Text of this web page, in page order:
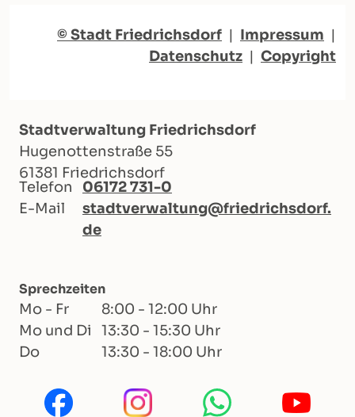
© Stadt Friedrichsdorf | Impressum |
Datenschutz | Copyright
Stadtverwaltung Friedrichsdorf
Hugenottenstraße 55
61381 Friedrichsdorf
Telefon
06172 731-0
E-Mail
stadtverwaltung@friedrichsdorf.
de
Sprechzeiten
Mo - Fr
8:00 - 12:00 Uhr
Mo und Di
13:30 - 15:30 Uhr
Do
13:30 - 18:00 Uhr